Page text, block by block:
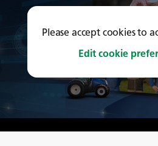
Please accept cookies to
Edit cookie